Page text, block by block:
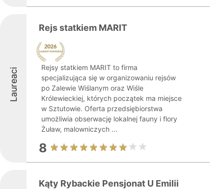
Laureaci
Rejs statkiem MARIT
Rejsy statkiem MARIT to firma
specjalizująca się w organizowaniu rejsów
po Zalewie Wiślanym oraz Wiśle
Królewieckiej, których początek ma miejsce
w Sztutowie. Oferta przedsiębiorstwa
umożliwia obserwację lokalnej fauny i flory
Żuław, malowniczych ...
8
Kąty Rybackie Pensjonat U Emilii